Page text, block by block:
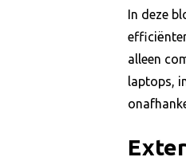
In deze
alleen
laptops,